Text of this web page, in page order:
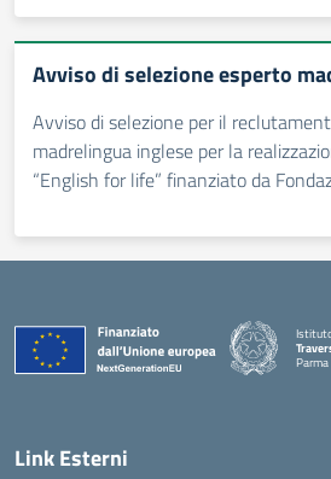
Avviso di selezione esperto
Avviso di selezione per il
madrelingua inglese per la
“English for life” finanziato da
Parma
Link Esterni